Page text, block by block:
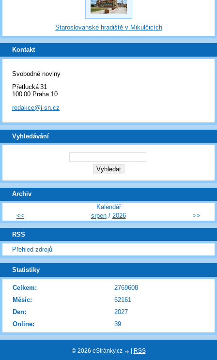
Staroslovanské hradiště v Mikulčicích
Kontakt
Svobodné noviny
Přetlucká 31
100 00 Praha 10
redakce@i-sn.cz
Vyhledávání
Archiv
Kalendář
<<
srpen/ 2026 >>
RSS
Přehled zdrojů
Statistiky
Online: 39
Celkem:
2769608
Měsíc:
62161
Den:
2027
© 2026 eStránky.cz RSS